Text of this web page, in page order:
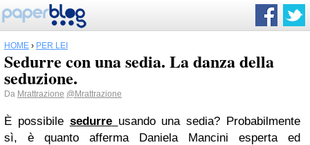
HOME › PER LEI
Sedurre con una sedia. La danza della
seduzione.
Da Mrattrazione @Mrattrazione
È possibile sedurre usando una sedia? Probabilmente
sì, è quanto afferma Daniela Mancini esperta ed